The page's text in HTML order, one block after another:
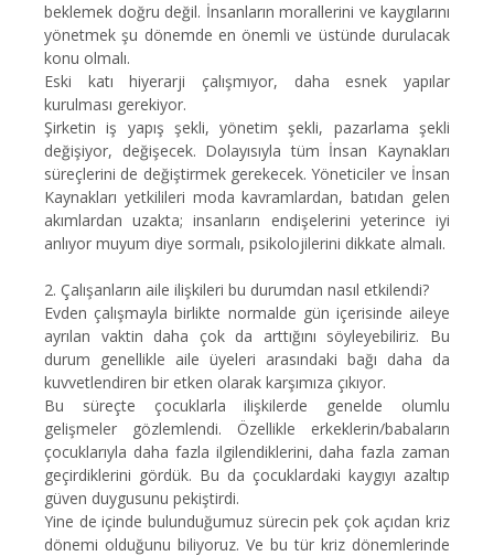
beklemek doğru değil. İnsanların morallerini ve kaygılarını
yönetmek şu dönemde en önemli ve üstünde durulacak
konu olmalı.
Eski katı hiyerarji çalışmıyor, daha esnek yapılar
kurulması gerekiyor.
Şirketin iş yapış şekli, yönetim şekli, pazarlama şekli
değişiyor, değişecek. Dolayısıyla tüm İnsan Kaynakları
süreçlerini de değiştirmek gerekecek. Yöneticiler ve İnsan
Kaynakları yetkilileri moda kavramlardan, batıdan gelen
akımlardan uzakta; insanların endişelerini yeterince iyi
anlıyor muyum diye sormalı, psikolojilerini dikkate almalı.
2. Çalışanların aile ilişkileri bu durumdan nasıl etkilendi?
Evden çalışmayla birlikte normalde gün içerisinde aileye
ayrılan vaktin daha çok da arttığını söyleyebiliriz. Bu
durum genellikle aile üyeleri arasındaki bağı daha da
kuvvetlendiren bir etken olarak karşımıza çıkıyor.
Bu süreçte çocuklarla ilişkilerde genelde olumlu
gelişmeler gözlemlendi. Özellikle erkeklerin/babaların
çocuklarıyla daha fazla ilgilendiklerini, daha fazla zaman
geçirdiklerini gördük. Bu da çocuklardaki kaygıyı azaltıp
güven duygusunu pekiştirdi.
Yine de içinde bulunduğumuz sürecin pek çok açıdan kriz
dönemi olduğunu biliyoruz. Ve bu tür kriz dönemlerinde